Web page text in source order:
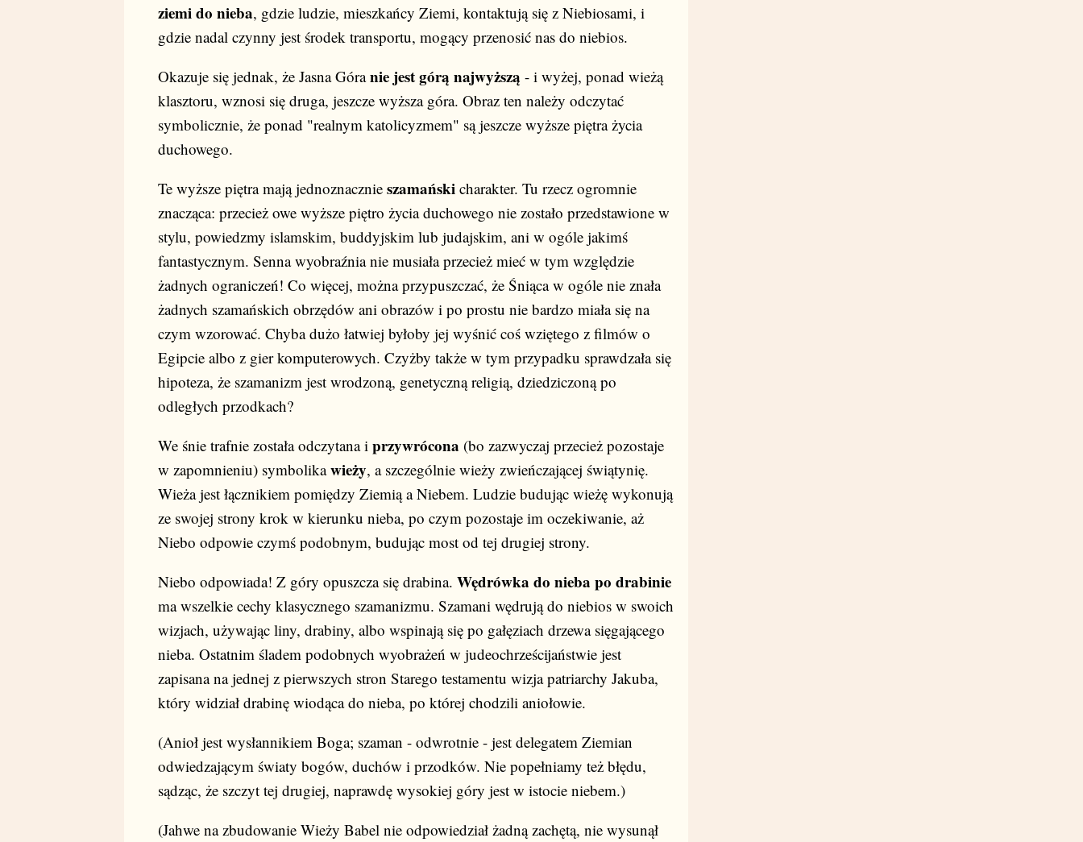
ziemi do nieba, gdzie ludzie, mieszkańcy Ziemi, kontaktują się z Niebiosami, i
gdzie nadal czynny jest środek transportu, mogący przenosić nas do niebios.
Okazuje się jednak, że Jasna Góranie jest górą najwyższą - i wyżej, ponad wieżą
klasztoru, wznosi się druga, jeszcze wyższa góra. Obraz ten należy odczytać
symbolicznie, że ponad "realnym katolicyzmem" są jeszcze wyższe piętra życia
duchowego.
Te wyższe piętra mają jednoznacznie szamański charakter. Tu rzecz ogromnie
znacząca: przecież owe wyższe piętro życia duchowego nie zostało przedstawione w
stylu, powiedzmy islamskim, buddyjskim lub judajskim, ani w ogóle jakimś
fantastycznym. Senna wyobraźnia nie musiała przecież mieć w tym względzie
żadnych ograniczeń! Co więcej, można przypuszczać, że Śniąca w ogóle nie znała
żadnych szamańskich obrzędów ani obrazów i po prostu nie bardzo miała się na
czym wzorować. Chyba dużo łatwiej byłoby jej wyśnić coś wziętego z filmów o
Egipcie albo z gier komputerowych. Czyżby także w tym przypadku sprawdzała się
hipoteza, że szamanizm jest wrodzoną, genetyczną religią, dziedziczoną po
odległych przodkach?
We śnie trafnie została odczytana i przywrócona (bo zazwyczaj przecież pozostaje
w zapomnieniu) symbolikawieży, a szczególnie wieży zwieńczającej świątynię.
Wieża jest łącznikiem pomiędzy Ziemią a Niebem. Ludzie budując wieżę wykonują
ze swojej strony krok w kierunku nieba, po czym pozostaje im oczekiwanie, aż
Niebo odpowie czymś podobnym, budując most od tej drugiej strony.
Niebo odpowiada! Z góry opuszcza się drabina. Wędrówka do nieba po drabinie
ma wszelkie cechy klasycznego szamanizmu. Szamani wędrują do niebios w swoich
wizjach, używając liny, drabiny, albo wspinają się po gałęziach drzewa sięgającego
nieba. Ostatnim śladem podobnych wyobrażeń w judeochrześcijaństwie jest
zapisana na jednej z pierwszych stron Starego testamentu wizja patriarchy Jakuba,
który widział drabinę wiodąca do nieba, po której chodzili aniołowie.
(Anioł jest wysłannikiem Boga; szaman - odwrotnie - jest delegatem Ziemian
odwiedzającym światy bogów, duchów i przodków. Nie popełniamy też błędu,
sądząc, że szczyt tej drugiej, naprawdę wysokiej góry jest w istocie niebem.)
(Jahwe na zbudowanie Wieży Babel nie odpowiedział żadną zachętą, nie wysunął